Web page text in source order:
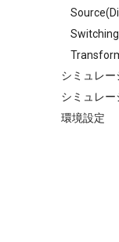
Latch
Limiter
PID
Pulse
3Phase
Current
I/I
I/V
AC
Pulse
Ramp
Saw
Slope
3Phase
AC
AC
DC
DC
PWM
Switch
D-D
シミュレー
コンフィ
メイン周
シミュレ
シミュレ
環境設定